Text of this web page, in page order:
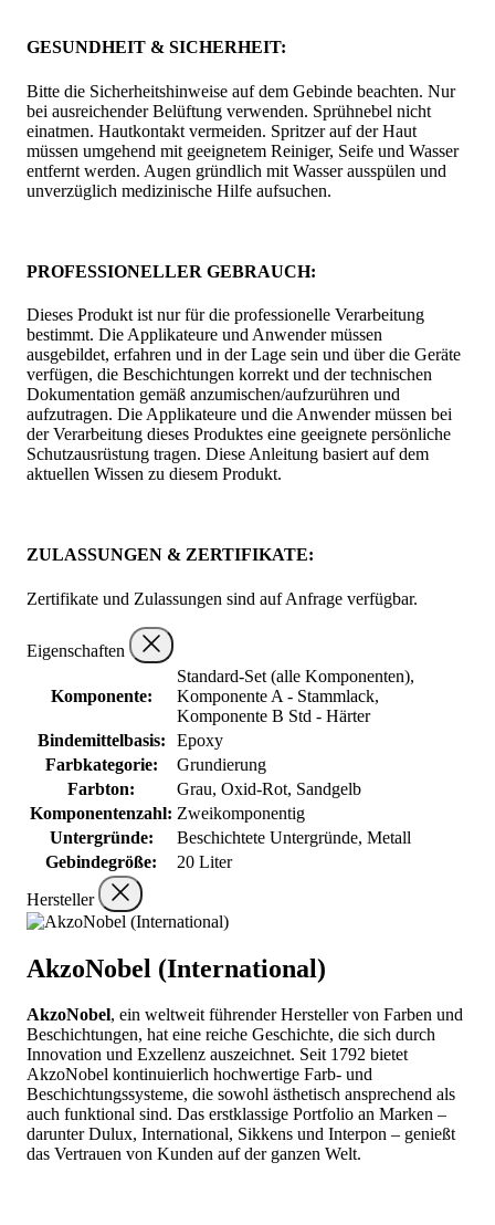
GESUNDHEIT & SICHERHEIT:
Bitte die Sicherheitshinweise auf dem Gebinde beachten. Nur
bei ausreichender Belüftung verwenden. Sprühnebel nicht
einatmen. Hautkontakt vermeiden. Spritzer auf der Haut
müssen umgehend mit geeignetem Reiniger, Seife und Wasser
entfernt werden. Augen gründlich mit Wasser ausspülen und
unverzüglich medizinische Hilfe aufsuchen.
PROFESSIONELLER GEBRAUCH:
Dieses Produkt ist nur für die professionelle Verarbeitung
bestimmt. Die Applikateure und Anwender müssen
ausgebildet, erfahren und in der Lage sein und über die Geräte
verfügen, die Beschichtungen korrekt und der technischen
Dokumentation gemäß anzumischen/aufzurühren und
aufzutragen. Die Applikateure und die Anwender müssen bei
der Verarbeitung dieses Produktes eine geeignete persönliche
Schutzausrüstung tragen. Diese Anleitung basiert auf dem
aktuellen Wissen zu diesem Produkt.
ZULASSUNGEN & ZERTIFIKATE:
Zertifikate und Zulassungen sind auf Anfrage verfügbar.
Eigenschaften
Komponente:
Standard-Set (alle Komponenten),
Komponente A - Stammlack,
Komponente B Std - Härter
Bindemittelbasis:
Epoxy
Farbkategorie:
Grundierung
Farbton:
Grau, Oxid-Rot, Sandgelb
Komponentenzahl: Zweikomponentig
Untergründe:
Beschichtete Untergründe, Metall
Gebindegröße:
20 Liter
Hersteller
AkzoNobel (International)
AkzoNobel, ein weltweit führender Hersteller von Farben und
Beschichtungen, hat eine reiche Geschichte, die sich durch
Innovation und Exzellenz auszeichnet. Seit 1792 bietet
AkzoNobel kontinuierlich hochwertige Farb- und
Beschichtungssysteme, die sowohl ästhetisch ansprechend als
auch funktional sind. Das erstklassige Portfolio an Marken –
darunter Dulux, International, Sikkens und Interpon – genießt
das Vertrauen von Kunden auf der ganzen Welt.